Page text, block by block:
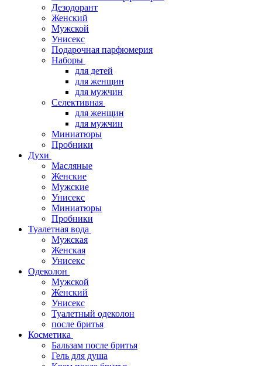
Дезодорант
Женский
Мужской
Унисекс
Подарочная парфюмерия
Наборы
для детей
для женщин
для мужчин
Селективная
для женщин
для мужчин
Миниатюры
Пробники
Духи
Масляные
Женские
Мужские
Унисекс
Миниатюры
Пробники
Туалетная вода
Мужская
Женская
Унисекс
Одеколон
Мужской
Женский
Унисекс
Туалетный одеколон
после бритья
Косметика
Бальзам после бритья
Гель для душа